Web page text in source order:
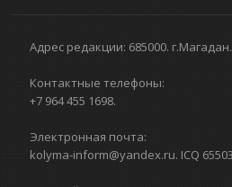
Адрес редакции: 685000.
Контактные телефоны:
+7 964 455 1698.
Электронная почта:
kolyma-inform@yandex.ru. ICQ